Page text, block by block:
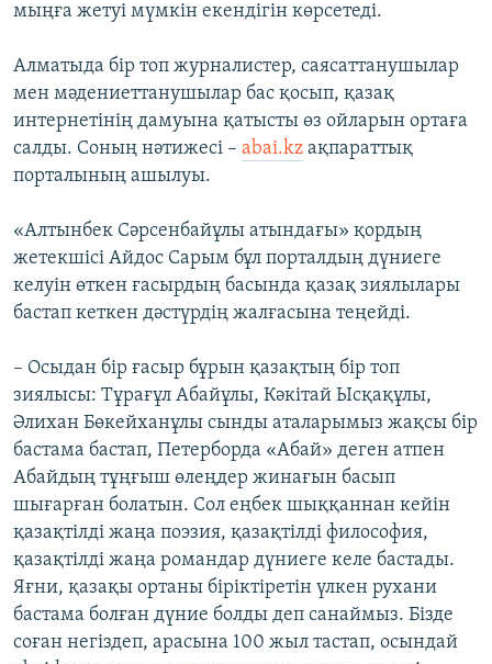
мыңға жетуі мүмкін екендігін көрсетеді.
Алматыда бір топ журналистер, саясаттанушылар
мен мәдениеттанушылар бас қосып, қазақ
интернетінің дамуына қатысты өз ойларын ортаға
салды. Соның нәтижесі – abai.kz ақпараттық
порталының ашылуы.
«Алтынбек Сәрсенбайұлы атындағы» қордың
жетекшісі Айдос Сарым бұл порталдың дүниеге
келуін өткен ғасырдың басында қазақ зиялылары
бастап кеткен дәстүрдің жалғасына теңейді.
– Осыдан бір ғасыр бұрын қазақтың бір топ
зиялысы: Тұрағұл Абайұлы, Кәкітай Ысқақұлы,
Әлихан Бөкейханұлы сынды аталарымыз жақсы бір
бастама бастап, Петерборда «Абай» деген атпен
Абайдың тұңғыш өлеңдер жинағын басып
шығарған болатын. Сол еңбек шыққаннан кейін
қазақтілді жаңа поэзия, қазақтілді философия,
қазақтілді жаңа романдар дүниеге келе бастады.
Яғни, қазақы ортаны біріктіретін үлкен рухани
бастама болған дүние болды деп санаймыз. Бізде
соған негіздеп, арасына 100 жыл тастап, осындай